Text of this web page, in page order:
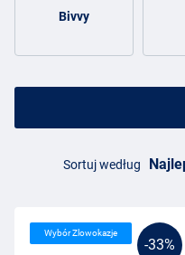
Bivvy
Sortuj według
-33%
Wybór Zlowokazje